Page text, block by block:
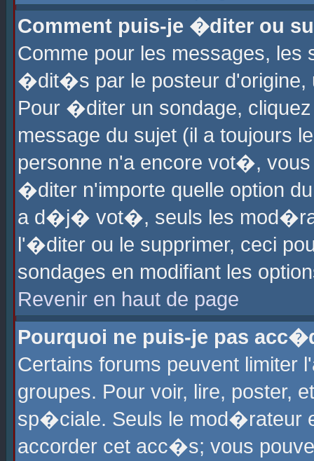
Comment puis-je �diter ou
Comme pour les messages,
�dit�s par le posteur d'origine,
Pour �diter un sondage,
message du sujet (il a toujours
personne n'a encore vot�,
�diter n'importe quelle option
a d�j� vot�, seuls les
l'�diter ou le supprimer, ceci
sondages en modifiant les
Revenir en haut de page
Pourquoi ne puis-je pas
Certains forums peuvent
groupes. Pour voir, lire, poster,
sp�ciale. Seuls le mod�rateur
accorder cet acc�s; vous